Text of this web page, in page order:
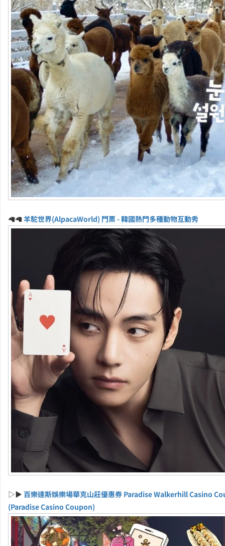
🦙🦙羊駝世界(AlpacaWorld) 門票 - 韓國熱門多種動物互動秀
▷▶ 百樂達斯娛樂場華克山莊優惠券 Paradise Walkerhill Casino
(Paradise Casino Coupon)